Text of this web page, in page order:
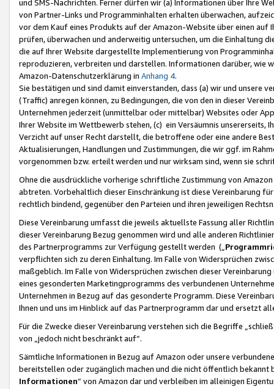
und SMS-Nachrichten. Ferner dürfen wir (a) Informationen über Ihre
von Partner-Links und Programminhalten erhalten überwachen,
vor dem Kauf eines Produkts auf der Amazon-Website über einen
prüfen, überwachen und anderweitig untersuchen, um die Einhaltung
die auf Ihrer Website dargestellte Implementierung von
reproduzieren, verbreiten und darstellen. Informationen darüber, wie
Amazon-Datenschutzerklärung in Anhang 4.
Sie bestätigen und sind damit einverstanden, dass (a) wir und
(Traffic) anregen können, zu Bedingungen, die von den in dieser
Unternehmen jederzeit (unmittelbar oder mittelbar) Websites oder
Ihrer Website im Wettbewerb stehen, (c) ein Versäumnis unsererseits,
Verzicht auf unser Recht darstellt, die betroffene oder eine andere
Aktualisierungen, Handlungen und Zustimmungen, die wir ggf. im
vorgenommen bzw. erteilt werden und nur wirksam sind, wenn sie
Ohne die ausdrückliche vorherige schriftliche Zustimmung von
abtreten. Vorbehaltlich dieser Einschränkung ist diese Vereinbarung
rechtlich bindend, gegenüber den Parteien und ihren jeweiligen
Diese Vereinbarung umfasst die jeweils aktuellste Fassung aller
dieser Vereinbarung Bezug genommen wird und alle anderen
des Partnerprogramms zur Verfügung gestellt werden („
verpflichten sich zu deren Einhaltung. Im Falle von Widersprüchen
maßgeblich. Im Falle von Widersprüchen zwischen dieser
eines gesonderten Marketingprogramms des verbundenen
Unternehmen in Bezug auf das gesonderte Programm. Diese
Ihnen und uns im Hinblick auf das Partnerprogramm dar und ersetzt
Für die Zwecke dieser Vereinbarung verstehen sich die Begriffe
von „jedoch nicht beschränkt auf“.
Sämtliche Informationen in Bezug auf Amazon oder unsere
bereitstellen oder zugänglich machen und die nicht öffentlich
Informationen“ von Amazon dar und verbleiben im alleinigen